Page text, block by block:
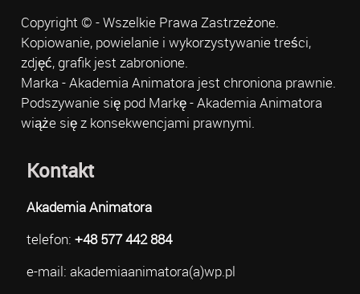
Copyright © - Wszelkie Prawa Zastrzeżone.
Kopiowanie, powielanie i wykorzystywanie treści,
zdjęć, grafik jest zabronione.
Marka - Akademia Animatora jest chroniona prawnie.
Podszywanie się pod Markę - Akademia Animatora
wiąże się z konsekwencjami prawnymi.
Kontakt
Akademia Animatora
telefon: +48 577 442 884
e-mail: akademiaanimatora(a)wp.pl